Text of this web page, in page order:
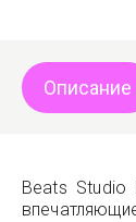
Описание
Beats Studio